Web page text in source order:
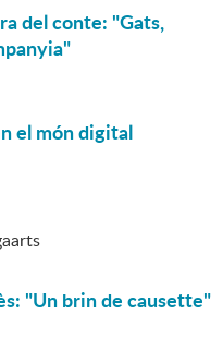
del conte: "Gats,
el món digital
"Un brin de causette"